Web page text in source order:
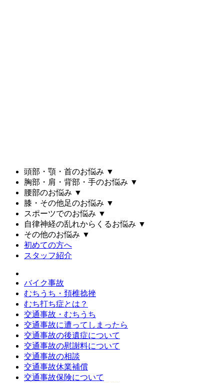
頭部・顎・首のお悩み ▼
胸部・肩・背部・手のお悩み ▼
腰部のお悩み ▼
膝・その他足のお悩み ▼
スポーツでのお悩み ▼
自律神経の乱れからくるお悩み ▼
その他のお悩み ▼
初めての方へ
スタッフ紹介
バイク事故
むちうち・頚椎捻挫
むち打ち症とは？
交通事故・むちうち
交通事故に遭ってしまったら
交通事故の後遺症について
交通事故の慰謝料について
交通事故の相談
交通事故休業補償
交通事故保険について